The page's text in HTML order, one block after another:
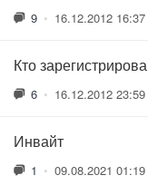
9 • 16.12.2012 16:37
Кто
6 • 16.12.2012 23:59
Инвайт
1 • 09.08.2021 01:19